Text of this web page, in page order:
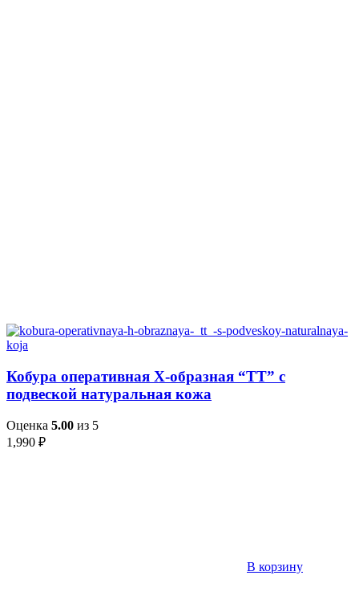
Кобура оперативная Х-образная “ТТ” с
подвеской натуральная кожа
Оценка 5.00 из 5
1,990 ₽
В корзину